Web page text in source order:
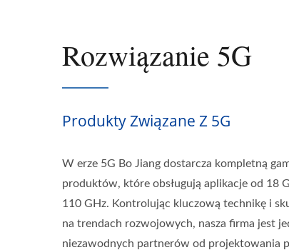
Rozwiązanie 5G
Produkty Związane Z 5G
W erze 5G Bo Jiang dostarcza kompletną
produktów, które obsługują aplikacje od 18
110 GHz. Kontrolując kluczową technikę i
na trendach rozwojowych, nasza firma jest
niezawodnych partnerów od projektowania